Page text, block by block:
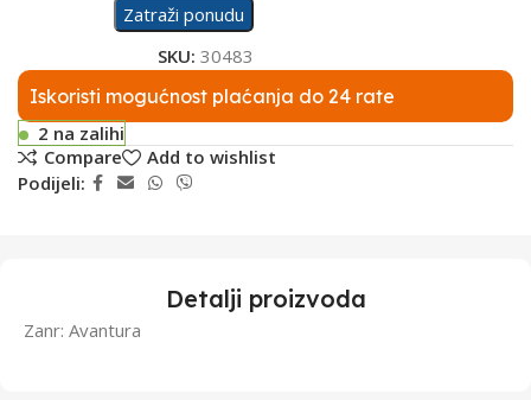
Zatraži ponudu
SKU: 30483
Iskoristi mogućnost plaćanja do 24 rate
2 na zalihi
Compare
Add to wishlist
Podijeli:
Detalji proizvoda
Zanr: Avantura